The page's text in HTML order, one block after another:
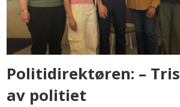
Politidirektøren: –
av politiet